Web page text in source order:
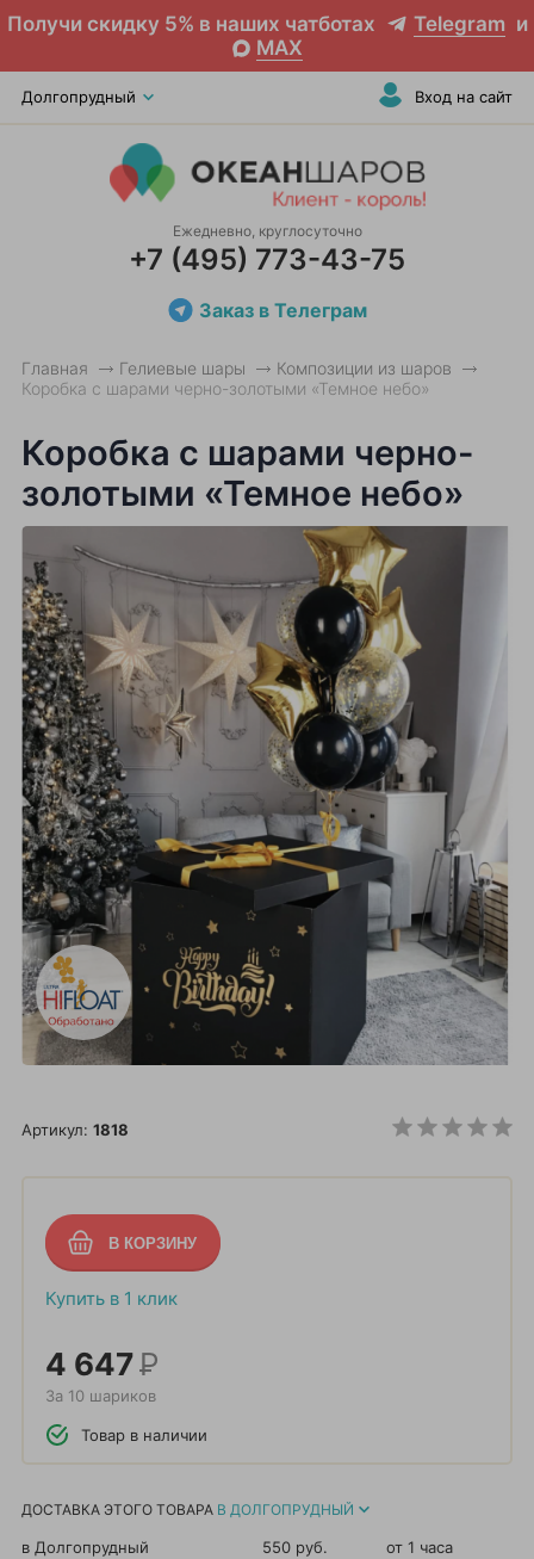
Получи скидку 5% в наших чатботах Telegram и
MAX
Долгопрудный Вход на сайт
Ежедневно, круглосуточно
+7 (495) 773-43-75
Заказ в Телеграм
Главная Гелиевые шары
Композиции из шаров
Коробка с шарами черно-золотыми «Темное небо»
Коробка с шарами черно-
золотыми «Темное небо»
Артикул: 1818
Купить в 1 клик
4 647Р
За 10 шариков
Товар в наличии
ДОСТАВКА ЭТОГО ТОВАРА В ДОЛГОПРУДНЫЙ
в Долгопрудный 550 руб. от 1 часа